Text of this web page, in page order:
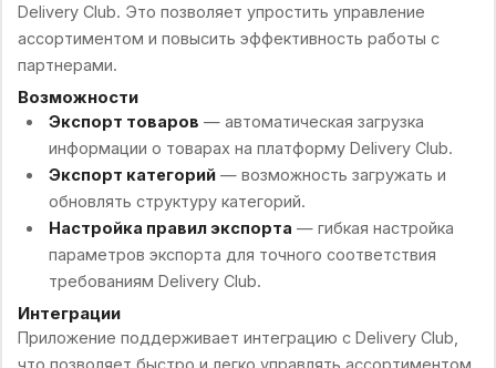
Delivery Club. Это позволяет упростить управление
ассортиментом и повысить эффективность работы с
партнерами.
Возможности
Экспорт товаров — автоматическая загрузка
информации о товарах на платформу Delivery Club.
Экспорт категорий— возможность загружать и
обновлять структуру категорий.
Настройка правил экспорта — гибкая настройка
параметров экспорта для точного соответствия
требованиям Delivery Club.
Интеграции
Приложение поддерживает интеграцию с Delivery Club,
что позволяет быстро и легко управлять ассортиментом